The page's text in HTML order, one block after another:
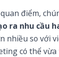
điểm,
ra nhu cầu
nhiều so với
có thể